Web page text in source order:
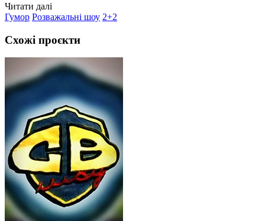
Читати далі
Гумор Розважальні шоу 2+2
Схожі проєкти